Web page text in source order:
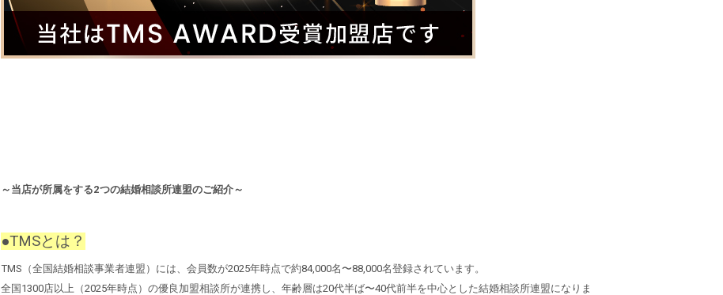
～当店が所属をする2つの結婚相談所連盟のご紹介～
●TMSとは？
TMS（全国結婚相談事業者連盟）には、会員数が2025年時点で約84,000名〜88,000名登録されています。
全国1300店以上（2025年時点）の優良加盟相談所が連携し、年齢層は20代半ば〜40代前半を中心とした結婚相談所連盟になりま